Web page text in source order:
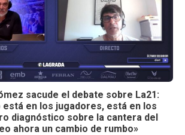
sacude el debate sobre La21:
está en los jugadores, está en los
diagnóstico sobre la cantera del
ahora un cambio de rumbo»